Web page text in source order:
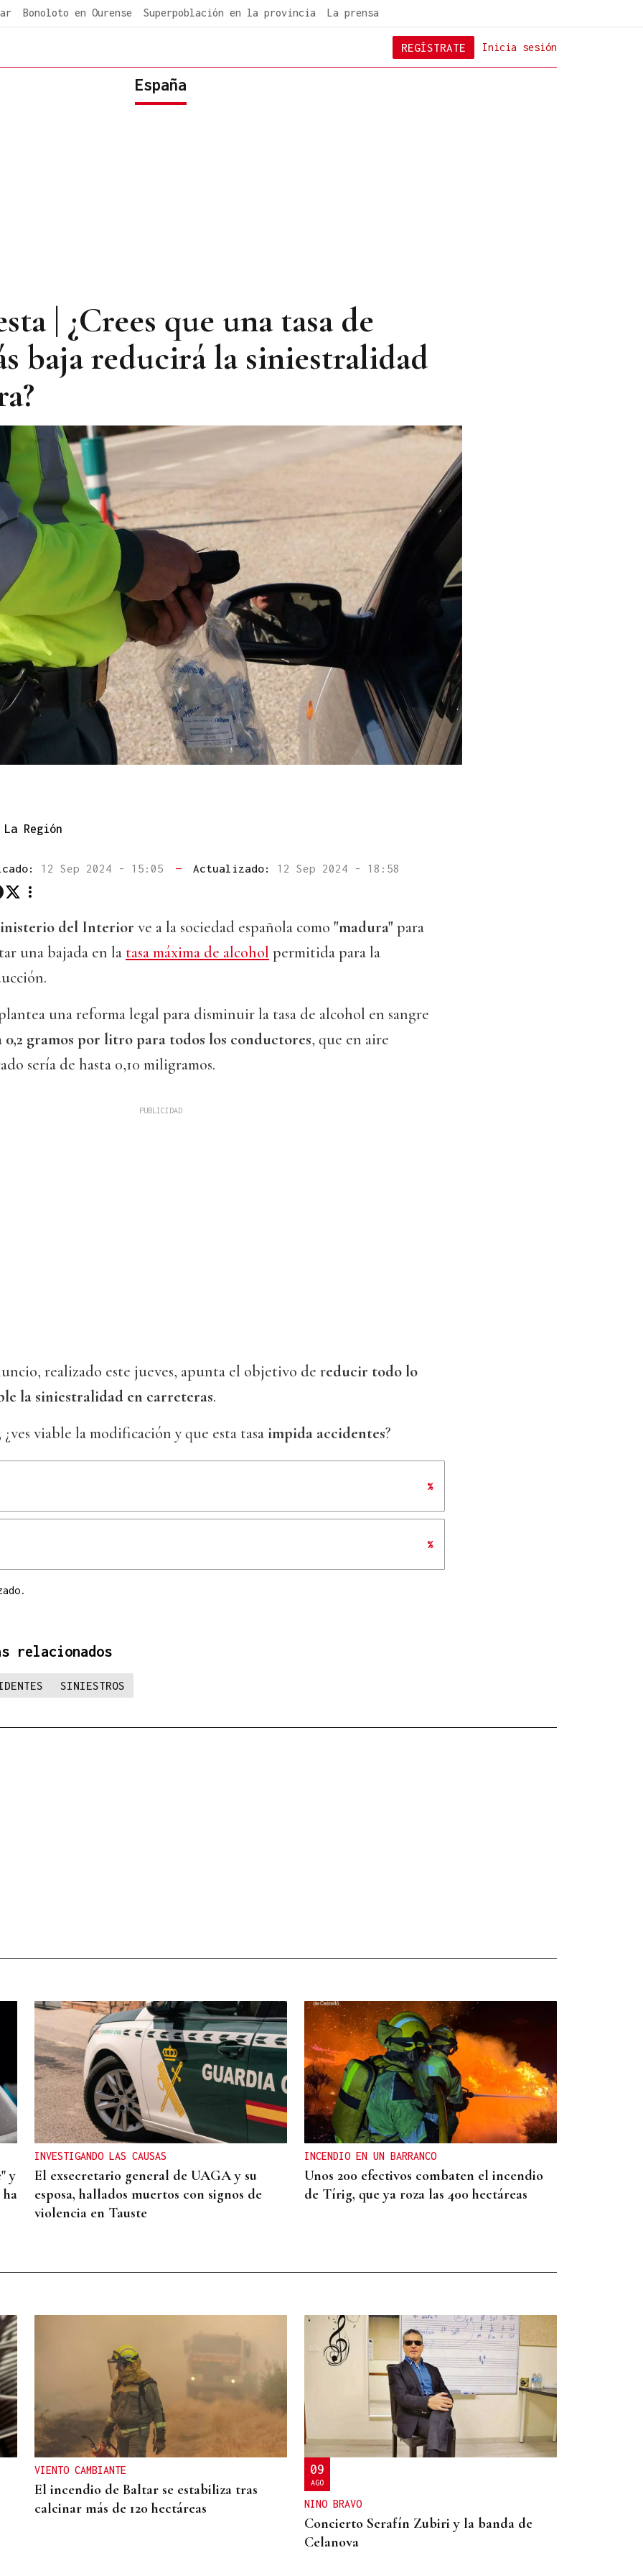
Bonoloto en Ourense Superpoblación en la provincia La prensa
Inicia sesión
REGÍSTRATE
España
| ¿Crees que una tasa de
baja reducirá la siniestralidad
La Región
12 Sep 2024 - 15:05 — Actualizado: 12 Sep 2024 - 18:58
del Interior ve a la sociedad española como "madura"para
una bajada en la tasa máxima de alcohol permitida para la
una reforma legal para disminuir la tasa de alcohol en sangre
0,2 gramos por litro para todos los conductores, que en aire
sería de hasta 0,10 miligramos.
realizado este jueves, apunta el objetivo de reducir todo lo
la siniestralidad en carreteras.
viable la modificación y que esta tasa impida accidentes?
%
%
relacionados
SINIESTROS
y
INVESTIGANDO LAS CAUSAS
El exsecretario general de UAGA y su
esposa, hallados muertos con signos de
violencia en Tauste
INCENDIO EN UN BARRANCO
Unos 200 efectivos combaten el incendio
de Tírig, que ya roza las 400 hectáreas
VIENTO CAMBIANTE
El incendio de Baltar se estabiliza tras
calcinar más de 120 hectáreas
09
AGO
NINO BRAVO
Concierto Serafín Zubiri y la banda de
Celanova